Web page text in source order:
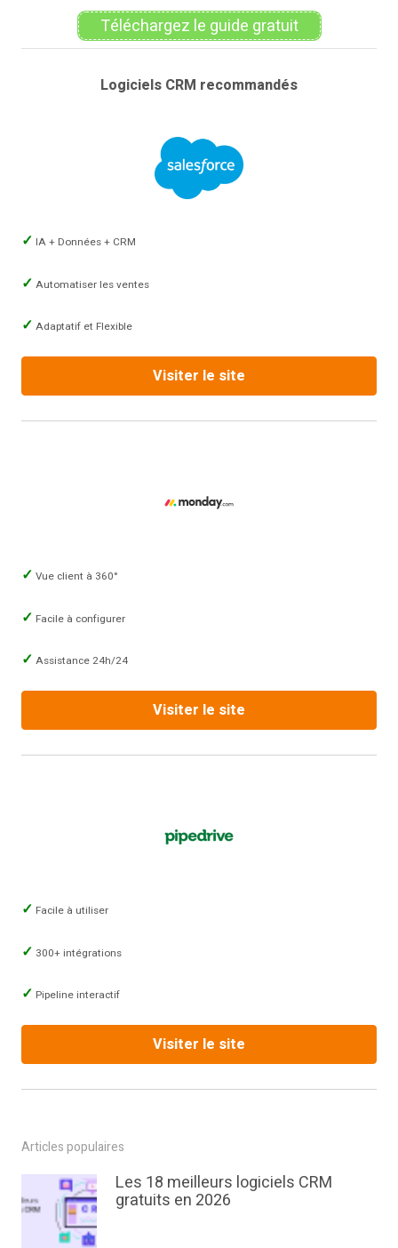
Téléchargez le guide gratuit
Logiciels CRM recommandés
IA + Données + CRM
Automatiser les ventes
Adaptatif et Flexible
Visiter le site
Vue client à 360°
Facile à configurer
Assistance 24h/24
Visiter le site
Facile à utiliser
300+ intégrations
Pipeline interactif
Visiter le site
Articles populaires
Les 18 meilleurs logiciels CRM
gratuits en 2026